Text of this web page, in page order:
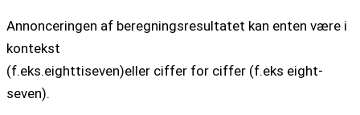
Annonceringen af ​​beregningsresultatet kan enten være i
kontekst
(f.eks.eighttiseven)eller ciffer for ciffer (f.eks eight-
seven).